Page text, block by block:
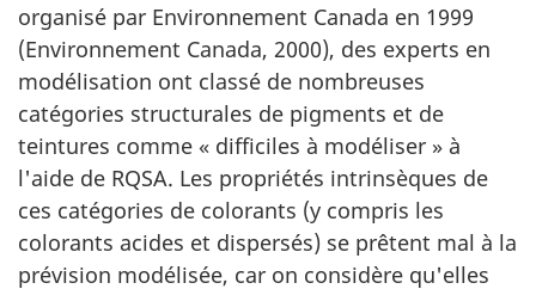
organisé par Environnement Canada en 1999
(Environnement Canada, 2000), des experts en
modélisation ont classé de nombreuses
catégories structurales de pigments et de
teintures comme « difficiles à modéliser » à
l'aide de RQSA. Les propriétés intrinsèques de
ces catégories de colorants (y compris les
colorants acides et dispersés) se prêtent mal à la
prévision modélisée, car on considère qu'elles